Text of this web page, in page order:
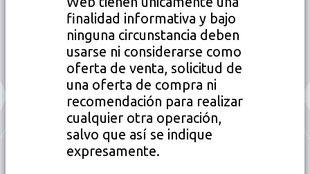
finalidad informativa y bajo
ninguna circunstancia deben
usarse ni considerarse como
oferta de venta, solicitud de
una oferta de compra ni
recomendación para realizar
cualquier otra operación,
salvo que así se indique
expresamente.